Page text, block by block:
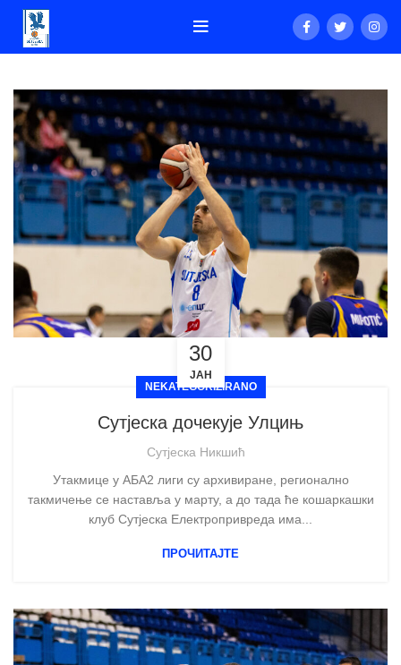
30
ЈАН
NEKATEGORIZIRANO
Сутјеска дочекује Улцињ
Сутјеска Никшић
Утакмице у АБА2 лиги су архивиране, регионално
такмичење се наставља у марту, а до тада ће кошаркашки
клуб Сутјеска Електропривреда има...
ПРОЧИТАЈТЕ